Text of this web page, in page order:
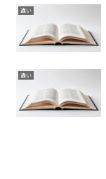
違い
違い